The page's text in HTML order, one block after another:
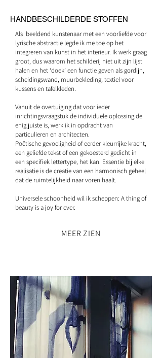
HANDBESCHILDERDE STOFFEN
Als beeldend kunstenaar met een voorliefde voor
lyrische abstractie legde ik me toe op het
integreren van kunst in het interieur. Ik werk graag
groot, dus waarom het schilderij niet uit zijn lijst
halen en het ‘doek’ een functie geven als gordijn,
scheidingswand, muurbekleding, textiel voor
kussens en tafelkleden.
Vanuit de overtuiging dat voor ieder
inrichtingsvraagstuk de individuele oplossing de
enig juiste is, werk ik in opdracht van
particulieren en architecten.
Poëtische gevoeligheid of eerder kleurrijke kracht,
een geliefde tekst of een gekoesterd gedicht in
een specifiek lettertype, het kan. Essentie bij elke
realisatie is de creatie van een harmonisch geheel
dat de ruimtelijkheid naar voren haalt.
Universele schoonheid wil ik scheppen: A thing of
beauty is a joy for ever.
MEER ZIEN